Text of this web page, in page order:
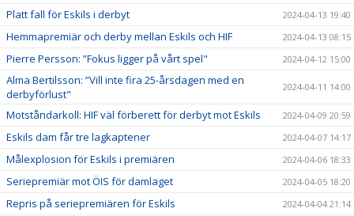
Platt fall för Eskils i derbyt 2024-04-13 19:40
Hemmapremiär och derby mellan Eskils och HIF 2024-04-13 08:15
Pierre Persson: ”Fokus ligger på vårt spel" 2024-04-12 15:00
Alma Bertilsson: ”Vill inte fira 25-årsdagen med en
derbyförlust"
2024-04-11 14:00
Motståndarkoll: HIF väl förberett för derbyt mot Eskils 2024-04-09 20:59
Eskils dam får tre lagkaptener 2024-04-07 14:17
Målexplosion för Eskils i premiären 2024-04-06 18:33
Seriepremiär mot ÖIS för damlaget 2024-04-05 18:20
Repris på seriepremiären för Eskils 2024-04-04 21:14